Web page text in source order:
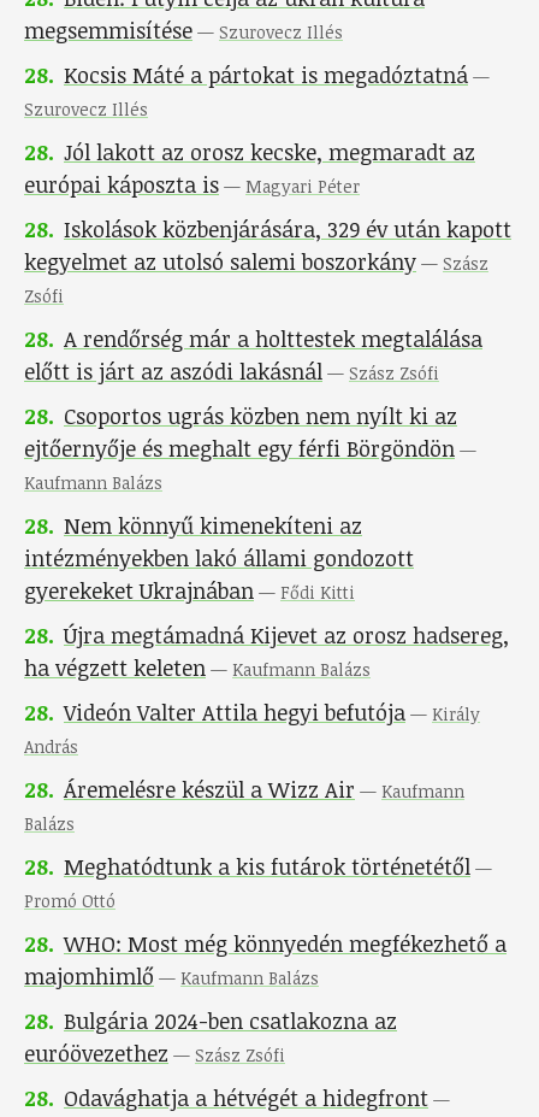
megsemmisítése — Szurovecz Illés
28. Kocsis Máté a pártokat is megadóztatná —
Szurovecz Illés
28. Jól lakott az orosz kecske, megmaradt az
európai káposzta is — Magyari Péter
28. Iskolások közbenjárására, 329 év után kapott
kegyelmet az utolsó salemi boszorkány — Szász
Zsófi
28. A rendőrség már a holttestek megtalálása
előtt is járt az aszódi lakásnál — Szász Zsófi
28. Csoportos ugrás közben nem nyílt ki az
ejtőernyője és meghalt egy férfi Börgöndön —
Kaufmann Balázs
28. Nem könnyű kimenekíteni az
intézményekben lakó állami gondozott
gyerekeket Ukrajnában — Fődi Kitti
28. Újra megtámadná Kijevet az orosz hadsereg,
ha végzett keleten — Kaufmann Balázs
28. Videón Valter Attila hegyi befutója — Király
András
28. Áremelésre készül a Wizz Air — Kaufmann
Balázs
28. Meghatódtunk a kis futárok történetétől —
Promó Ottó
28. WHO: Most még könnyedén megfékezhető a
majomhimlő — Kaufmann Balázs
28. Bulgária 2024-ben csatlakozna az
euróövezethez — Szász Zsófi
28. Odavághatja a hétvégét a hidegfront —